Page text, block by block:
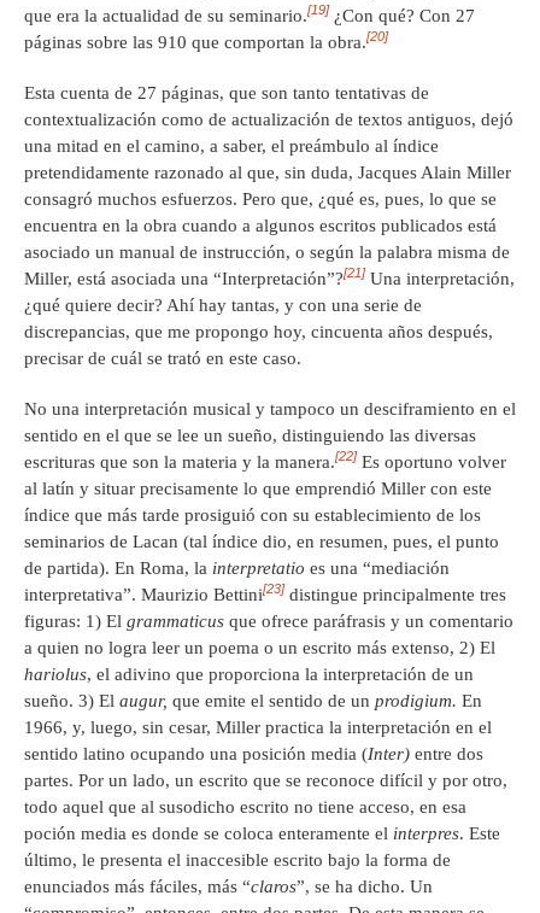
que era la actualidad de su seminario.[19] ¿Con qué? Con 27
páginas sobre las 910 que comportan la obra.[20]
Esta cuenta de 27 páginas, que son tanto tentativas de
contextualización como de actualización de textos antiguos, dejó
una mitad en el camino, a saber, el preámbulo al índice
pretendidamente razonado al que, sin duda, Jacques Alain Miller
consagró muchos esfuerzos. Pero que, ¿qué es, pues, lo que se
encuentra en la obra cuando a algunos escritos publicados está
asociado un manual de instrucción, o según la palabra misma de
Miller, está asociada una “Interpretación”?[21] Una interpretación,
¿qué quiere decir? Ahí hay tantas, y con una serie de
discrepancias, que me propongo hoy, cincuenta años después,
precisar de cuál se trató en este caso.
No una interpretación musical y tampoco un desciframiento en el
sentido en el que se lee un sueño, distinguiendo las diversas
escrituras que son la materia y la manera.[22] Es oportuno volver
al latín y situar precisamente lo que emprendió Miller con este
índice que más tarde prosiguió con su establecimiento de los
seminarios de Lacan (tal índice dio, en resumen, pues, el punto
de partida). En Roma, la interpretatio es una “mediación
interpretativa”. Maurizio Bettini[23] distingue principalmente tres
figuras: 1) El grammaticus que ofrece paráfrasis y un comentario
a quien no logra leer un poema o un escrito más extenso, 2) El
hariolus, el adivino que proporciona la interpretación de un
sueño. 3) El augur, que emite el sentido de un prodigium. En
1966, y, luego, sin cesar, Miller practica la interpretación en el
sentido latino ocupando una posición media (Inter) entre dos
partes. Por un lado, un escrito que se reconoce difícil y por otro,
todo aquel que al susodicho escrito no tiene acceso, en esa
poción media es donde se coloca enteramente el interpres. Este
último, le presenta el inaccesible escrito bajo la forma de
enunciados más fáciles, más “claros”, se ha dicho. Un